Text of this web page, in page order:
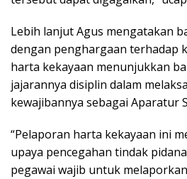
Lebih lanjut Agus mengatakan
dengan penghargaan terhadap
harta kekayaan menunjukkan
jajarannya disiplin dalam
kewajibannya sebagai Aparatur
“Pelaporan harta kekayaan ini
upaya pencegahan tindak
pegawai wajib untuk